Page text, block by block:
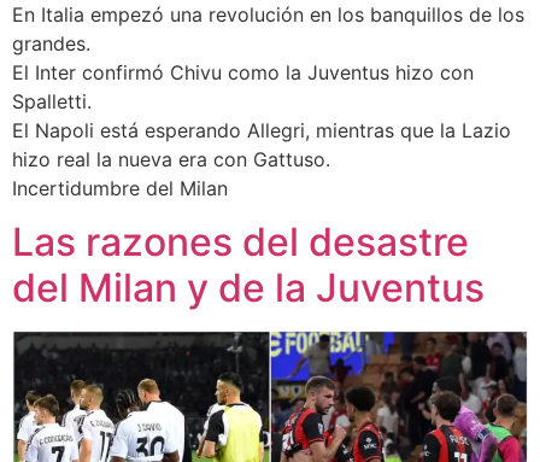
En Italia empezó una revolución en los banquillos de los
grandes.
El Inter confirmó Chivu como la Juventus hizo con
Spalletti.
El Napoli está esperando Allegri, mientras que la Lazio
hizo real la nueva era con Gattuso.
Incertidumbre del Milan
Las razones del desastre
del Milan y de la Juventus